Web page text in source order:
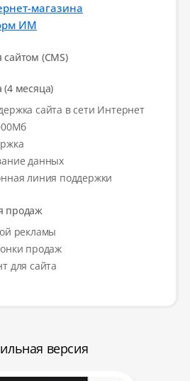
магазина
ИМ
(CMS)
(4 месяца)
сайта в сети Интернет
данных
линия поддержки
продаж
рекламы
продаж
для сайта
версия